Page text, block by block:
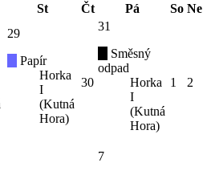
St Čt Pá So Ne
29
Papír
Horka
I
(Kutná
Hora)
30
31
Směsný
odpad
Horka
I
(Kutná
Hora)
1 2
7